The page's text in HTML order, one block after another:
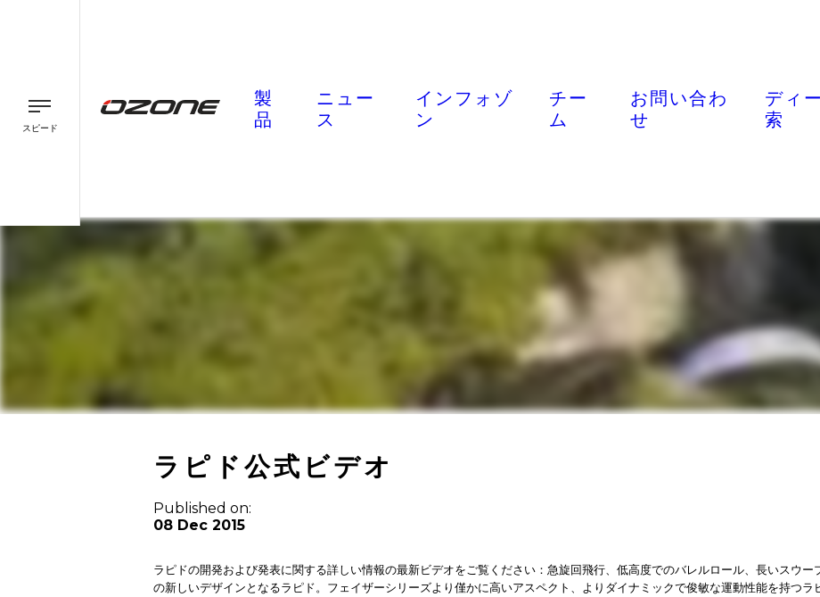
スピード
製
品
ニュー
ス
インフォゾ
ン
チー
ム
お問い合わ
せ
ディ
索
ラピド公式ビデオ
Published on:
08 Dec 2015
ラピドの開発および発表に関する詳しい情報の最新ビデオをご覧ください：急旋回飛行、低高度でのバレルロール、長いスウ
の新しいデザインとなるラピド。フェイザーシリーズより僅かに高いアスペクト、よりダイナミックで俊敏な運動性能を持つ